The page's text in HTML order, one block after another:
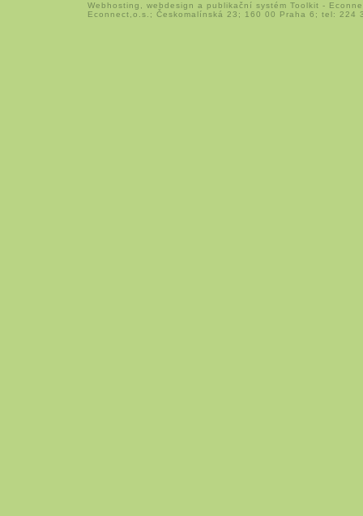
Webhosting webdesign a publikační systém Toolkit -
Econnect,o.s.; Českomalínská 23; 160 00 Praha 6; tel: 224